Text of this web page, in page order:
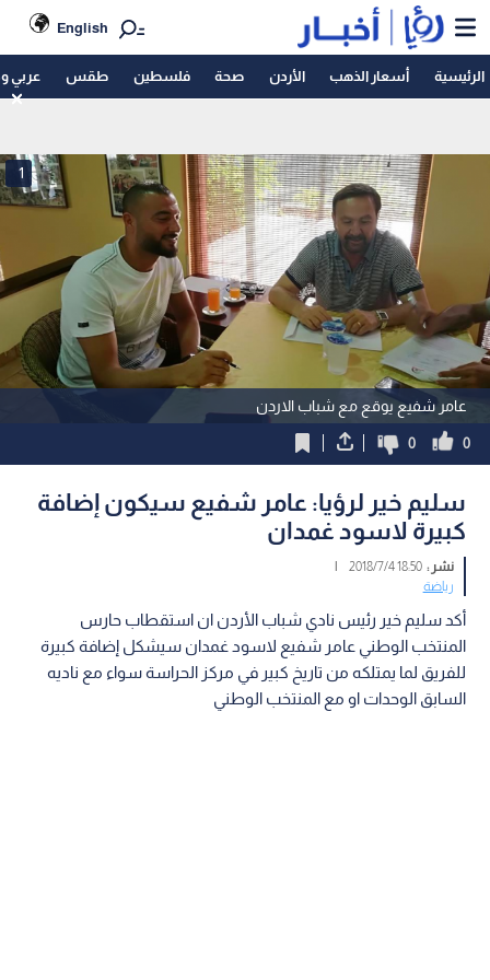
English
الرئيسية أسعار الذهب الأردن صحة فلسطين طقس عربي
عامر شفيع يوقع مع شباب الاردن
1
0
0
سليم خير لرؤيا: عامر شفيع سيكون إضافة
كبيرة لاسود غمدان
نشر :18:50 2018/7/4
|
رياضة
أكد سليم خير رئيس نادي شباب الأردن ان استقطاب حارس
المنتخب الوطني عامر شفيع لاسود غمدان سيشكل إضافة كبيرة
للفريق لما يمتلكه من تاريخ كبير في مركز الحراسة سواء مع ناديه
السابق الوحدات او مع المنتخب الوطني